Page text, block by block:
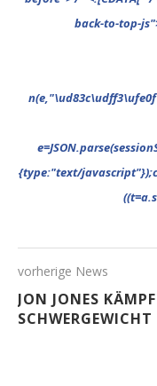
vorherige News
JON JONES
SCHWERGEWICHT